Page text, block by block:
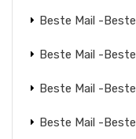
Beste Mail -
Beste Mail -
Beste Mail -
Beste Mail -